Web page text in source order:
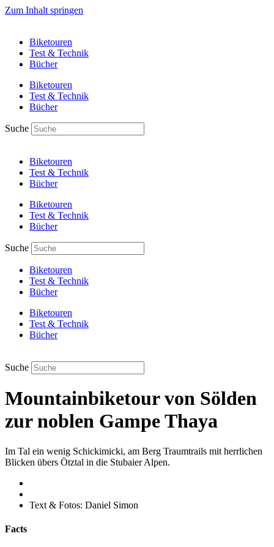
Zum Inhalt springen
Biketouren
Test & Technik
Bücher
Biketouren
Test & Technik
Bücher
Suche
Biketouren
Test & Technik
Bücher
Biketouren
Test & Technik
Bücher
Suche
Biketouren
Test & Technik
Bücher
Biketouren
Test & Technik
Bücher
Suche
Mountainbiketour von Sölden
zur noblen Gampe Thaya
Im Tal ein wenig Schickimicki, am Berg Traumtrails mit herrlichen
Blicken übers Ötztal in die Stubaier Alpen.
Text & Fotos: Daniel Simon
Facts